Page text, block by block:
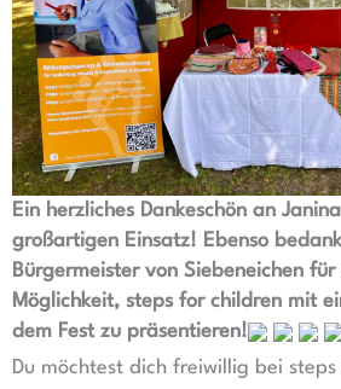
Ein herzliches Dankeschön an
großartigen Einsatz! Ebenso
Bürgermeister von Siebeneichen
Möglichkeit, steps for children mit
dem Fest zu präsentieren!
Du möchtest dich freiwillig bei